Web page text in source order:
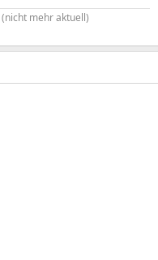
(nicht mehr aktuell)